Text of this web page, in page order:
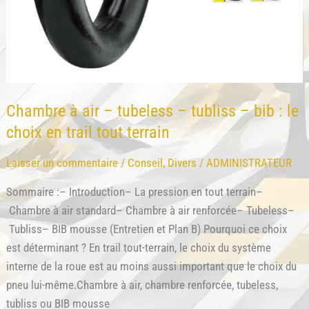
Chambre à air – tubeless – tubliss – bib : le
choix en trail tout terrain
Laisser un commentaire / Conseil , Divers /ADMINISTRATEUR
Sommaire :– Introduction– La pression en tout terrain–
Chambre à air standard– Chambre à air renforcée– Tubeless–
Tubliss– BIB mousse (Entretien et Plan B) Pourquoi ce choix
est déterminant ? En trail tout-terrain, le choix du système
interne de la roue est au moins aussi important que le choix du
pneu lui-même.Chambre à air, chambre renforcée, tubeless,
tubliss ou BIB mousse